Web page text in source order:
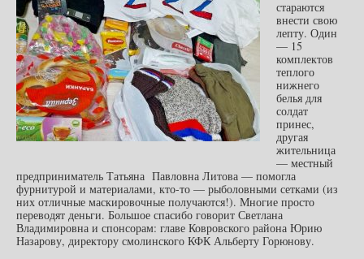
стараются
внести свою
лепту. Один
— 15
комплектов
теплого
нижнего
белья для
солдат
принес,
другая
жительница
— местный
предприниматель Татьяна Павловна Литова — помогла
фурнитурой и материалами, кто-то — рыболовными сетками (из
них отличные маскировочные получаются!). Многие просто
переводят деньги. Большое спасибо говорит Светлана
Владимировна и спонсорам: главе Ковровского района Юрию
Назарову, директору смолинского КФК Альберту Горюнову.